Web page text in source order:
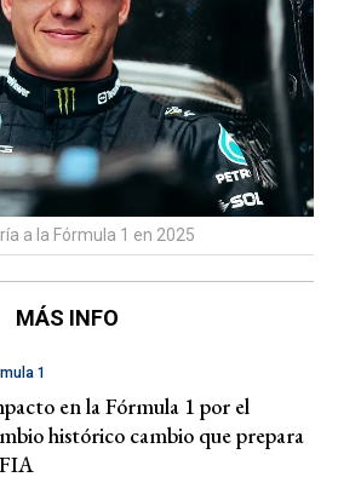
a la Fórmula 1 en 2025
MÁS INFO
1
en la Fórmula 1 por el
histórico cambio que prepara